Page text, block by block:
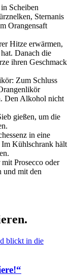
Scheiben
Sternanis
Orangensaft
Hitze erwärmen,
Danach die
ihren Geschmack
Zum Schluss
Den Alkohol nicht
gießen, um die
in eine
Im Kühlschrank hält
Prosecco oder
und mit den